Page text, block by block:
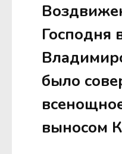
Господня
было
выносом